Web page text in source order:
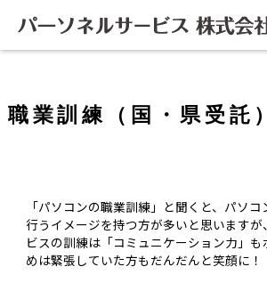
職業訓練（国・県受託）
「パソコンの職業訓練」と聞くと、パソ
行うイメージを持つ方が多いと思いますが
ビスの訓練は「コミュニケーション力」
めは緊張していた方もだんだんと笑顔に！